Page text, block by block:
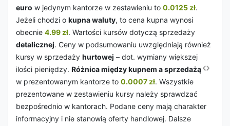
euro w jedynym kantorze w zestawieniu to 0.0125 zł.
Jeżeli chodzi o kupna waluty, to cena kupna wynosi
obecnie 4.99 zł. Wartości kursów dotyczą sprzedaży
detalicznej. Ceny w podsumowaniu uwzględniają również
kursy w sprzedaży hurtowej – dot. wymiany większej
ilości pieniędzy. Różnica między kupnem a sprzedażą
w prezentowanym kantorze to 0.0007 zł. Wszystkie
prezentowane w zestawieniu kursy należy sprawdzać
bezpośrednio w kantorach. Podane ceny mają charakter
informacyjny i nie stanowią oferty handlowej. Dalsze